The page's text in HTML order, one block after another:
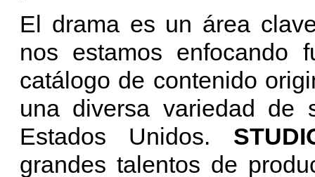
El drama es un área
nos estamos enfocando
catálogo de contenido
una diversa variedad de
Estados Unidos.
grandes talentos de